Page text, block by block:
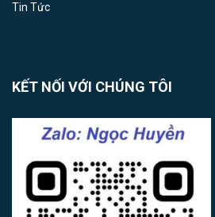
Tin Tức
KẾT NỐI VỚI CHÚNG TÔI